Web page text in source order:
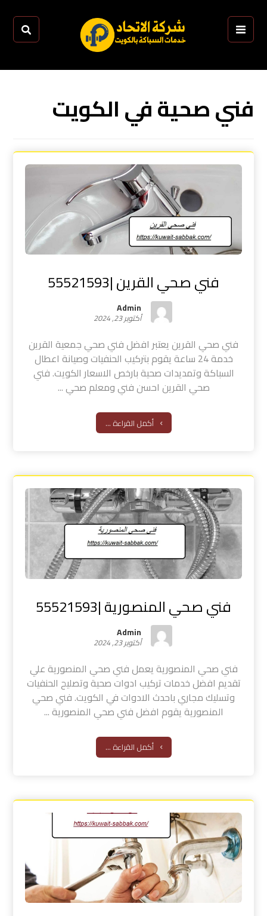
فني صحية في الكويت
فني صحي القرين |55521593
Admin
أكتوبر 23, 2024
فني صحي القرين يعتبر افضل فني صحي جمعية القرين
خدمة 24 ساعة يقوم بتركيب الحنفيات وصيانة اعطال
السباكة وتمديدات صحية بارخص الاسعار الكويت. فني
صحي القرين احسن فني ومعلم صحي ...
أكمل القراءة ...
فني صحي المنصورية |55521593
Admin
أكتوبر 23, 2024
فني صحي المنصورية يعمل فني صحي المنصورية علي
تقديم افضل خدمات تركيب ادوات صحية وتصليح الحنفيات
وتسليك مجاري باحدث الادوات في الكويت. فني صحي
المنصورية يقوم افضل فني صحي المنصورية ...
أكمل القراءة ...